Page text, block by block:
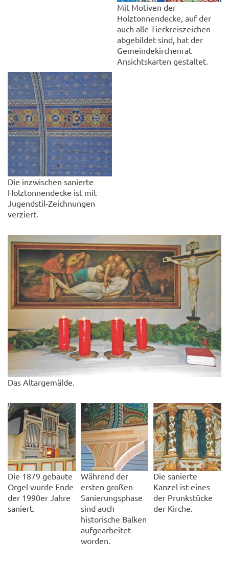
Mit Motiven der
Holztonnendecke, auf der
auch alle Tierkreiszeichen
abgebildet sind, hat der
Gemeindekirchenrat
Ansichtskarten gestaltet.
Die inzwischen sanierte
Holztonnendecke ist mit
Jugendstil-Zeichnungen
verziert.
Das Altargemälde.
Die 1879 gebaute
Orgel wurde Ende
der 1990er Jahre
saniert.
Während der
ersten großen
Sanierungsphase
sind auch
historische Balken
aufgearbeitet
worden.
Die sanierte
Kanzel ist eines
der Prunkstücke
der Kirche.